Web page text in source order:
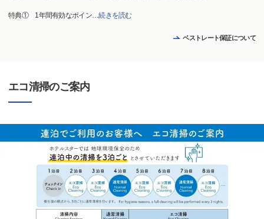
特典① 1年間有効なポイン…続きを読む
ベストレート保証について
エコ清掃のご案内